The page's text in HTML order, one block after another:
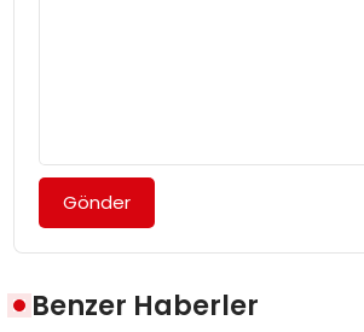
Gönder
Benzer Haberler